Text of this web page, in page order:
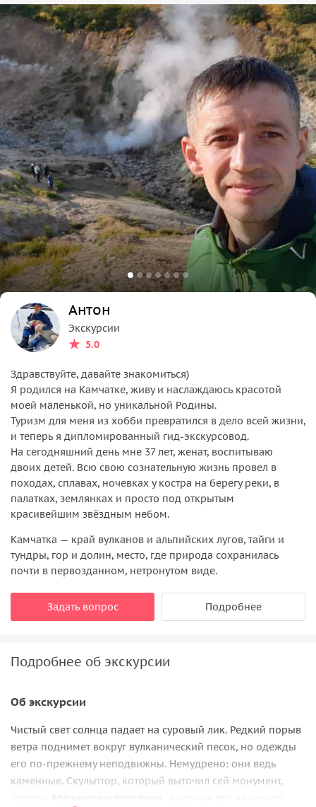
Антон
Экскурсии
5.0
Здравствуйте, давайте знакомиться)
Я родился на Камчатке, живу и наслаждаюсь красотой
моей маленькой, но уникальной Родины.
Туризм для меня из хобби превратился в дело всей жизни,
и теперь я дипломированный гид-экскурсовод.
На сегодняшний день мне 37 лет, женат, воспитываю
двоих детей. Всю свою сознательную жизнь провел в
походах, сплавах, ночевках у костра на берегу реки, в
палатках, землянках и просто под открытым
красивейшим звёздным небом.
Камчатка — край вулканов и альпийских лугов, тайги и
тундры, гор и долин, место, где природа сохранилась
почти в первозданном, нетронутом виде.
Задать вопрос Подробнее
Подробнее об экскурсии
Об экскурсии
Чистый свет солнца падает на суровый лик. Редкий порыв
ветра поднимет вокруг вулканический песок, но одежды
его по-прежнему неподвижны. Немудрено: они ведь
каменные. Скульптор, который выточил сей монумент,